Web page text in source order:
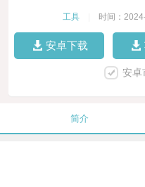
工具 时间：
安卓下载
安卓
简介